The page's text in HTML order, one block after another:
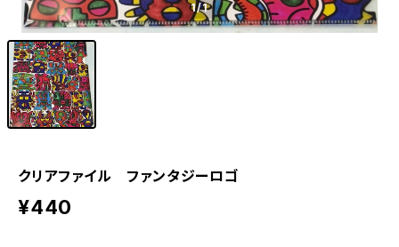
1/1
クリアファイル ファンタジーロゴ
¥440